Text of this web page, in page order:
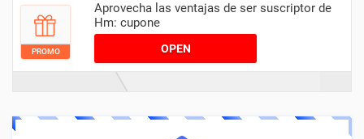
PROMO
Aprovecha las ventajas de ser suscriptor de
Hm: cupone
OPEN